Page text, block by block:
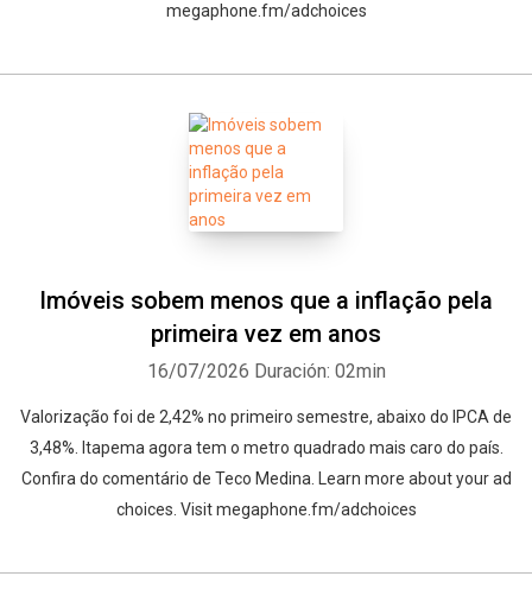
megaphone.fm/adchoices
Imóveis sobem menos que a inflação pela
primeira vez em anos
16/07/2026 Duración: 02min
Valorização foi de 2,42% no primeiro semestre, abaixo do IPCA de
3,48%. Itapema agora tem o metro quadrado mais caro do país.
Confira do comentário de Teco Medina. Learn more about your ad
choices. Visit megaphone.fm/adchoices